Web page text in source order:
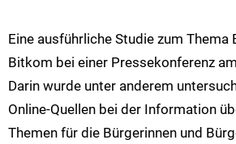
Eine ausführliche Studie zum Thema
Bitkom bei einer Pressekonferenz
Darin wurde unter anderem
Online-Quellen bei der Information
Themen für die Bürgerinnen und